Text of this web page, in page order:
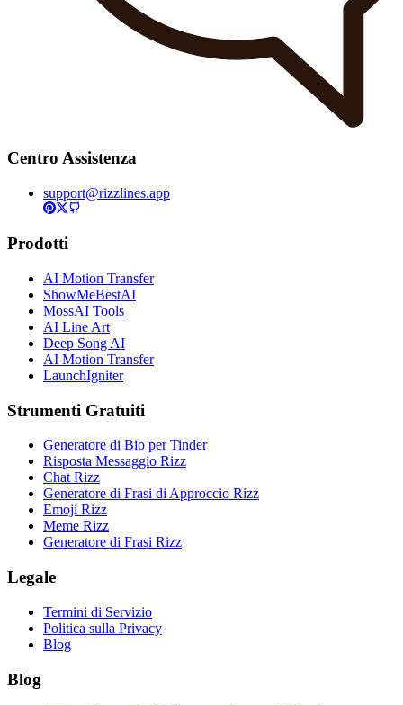
Centro Assistenza
support@rizzlines.app
Prodotti
AI Motion Transfer
ShowMeBestAI
MossAI Tools
AI Line Art
Deep Song AI
AI Motion Transfer
LaunchIgniter
Strumenti Gratuiti
Generatore di Bio per Tinder
Risposta Messaggio Rizz
Chat Rizz
Generatore di Frasi di Approccio Rizz
Emoji Rizz
Meme Rizz
Generatore di Frasi Rizz
Legale
Termini di Servizio
Politica sulla Privacy
Blog
Blog